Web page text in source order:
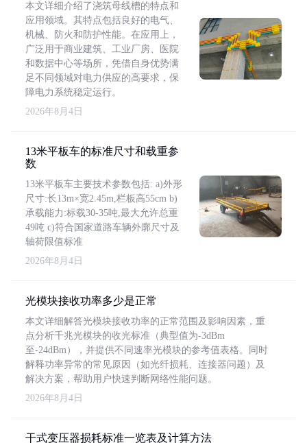
本文详细介绍了浇筑母线槽的特点和
应用领域。其特点包括良好的电气、
机械、防火和防护性能。在应用上，
广泛用于商业建筑、工业厂房、医院
和数据中心等场所，凭借自身优势满
足不同领域对电力供应的高要求，保
障电力系统稳定运行。
2026年8月4日
13米平板车的标准尺寸和载重参
数
13米平板车主要技术参数包括: a)外形
尺寸:长13m×宽2.45m,栏板高55cm b)
承载能力:标载30-35吨,最大允许总重
49吨 c)符合国家道路车辆外廓尺寸及
轴荷限值标准
2026年8月4日
光模块接收功率多少是正常
本文详细解答光模块接收功率的正常范围及影响因素，重
点分析千兆光模块的收光标准（典型值为-3dBm
至-24dBm），并提供不同速率光模块的参考值表格。同时
解释功率异常的常见原因（如光纤损耗、连接器问题）及
解决方案，帮助用户快速判断网络性能问题。
2026年8月4日
干式变压器损耗标准一览表及计算方法